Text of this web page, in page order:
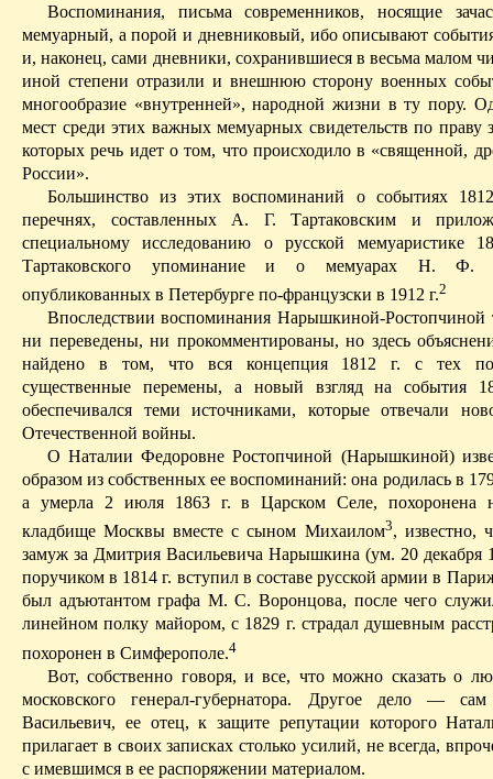
Воспоминания, письма современников, носящие
мемуарный, а порой и дневниковый, ибо описывают
и, наконец, сами дневники, сохранившиеся в весьма малом
иной степени отразили и внешнюю сторону военных
многообразие «внутренней», народной жизни в ту пору.
мест среди этих важных мемуарных свидетельств по праву
которых речь идет о том, что происходило в «священной,
России».
Большинство из этих воспоминаний о событиях
перечнях, составленных А. Г. Тартаковским и
специальному исследованию о русской мемуаристике
Тартаковского упоминание и о мемуарах Н. Ф.
опубликованных в Петербурге по-французски в 1912 г.2
Впоследствии воспоминания Нарышкиной-
ни переведены, ни прокомментированы, но здесь
найдено в том, что вся концепция 1812 г. с тех
существенные перемены, а новый взгляд на события
обеспечивался теми источниками, которые отвечали
Отечественной войны.
О Наталии Федоровне Ростопчиной (Нарышкиной)
образом из собственных ее воспоминаний: она родилась в
а умерла 2 июля 1863 г. в Царском Селе, похоронена
кладбище Москвы вместе с сыном Михаилом3, известно,
замуж за Дмитрия Васильевича Нарышкина (ум. 20 декабря
поручиком в 1814 г. вступил в составе русской армии в
был адъютантом графа М. С. Воронцова, после чего
линейном полку майором, с 1829 г. страдал душевным
похоронен в Симферополе.4
Вот, собственно говоря, и все, что можно сказать о
московского генерал-губернатора. Другое дело —
Васильевич, ее отец, к защите репутации которого
прилагает в своих записках столько усилий, не всегда,
с имевшимся в ее распоряжении материалом.